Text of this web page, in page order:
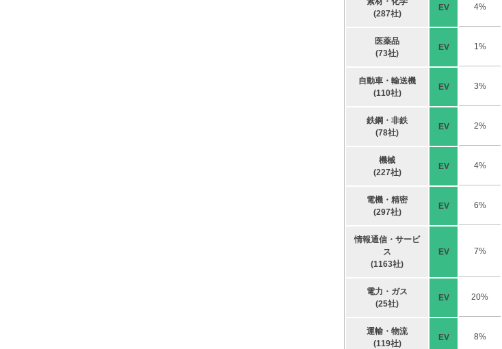
(287社)
EV 4%
医薬品
(73社)
EV 1%
自動車・輸送機
(110社)
EV 3%
鉄鋼・非鉄
(78社)
EV 2%
機械
(227社)
EV 4%
電機・精密
(297社)
EV 6%
情報通信・サービ
ス
(1163社)
EV 7%
電力・ガス
(25社)
EV 20%
運輸・物流
(119社)
EV 8%